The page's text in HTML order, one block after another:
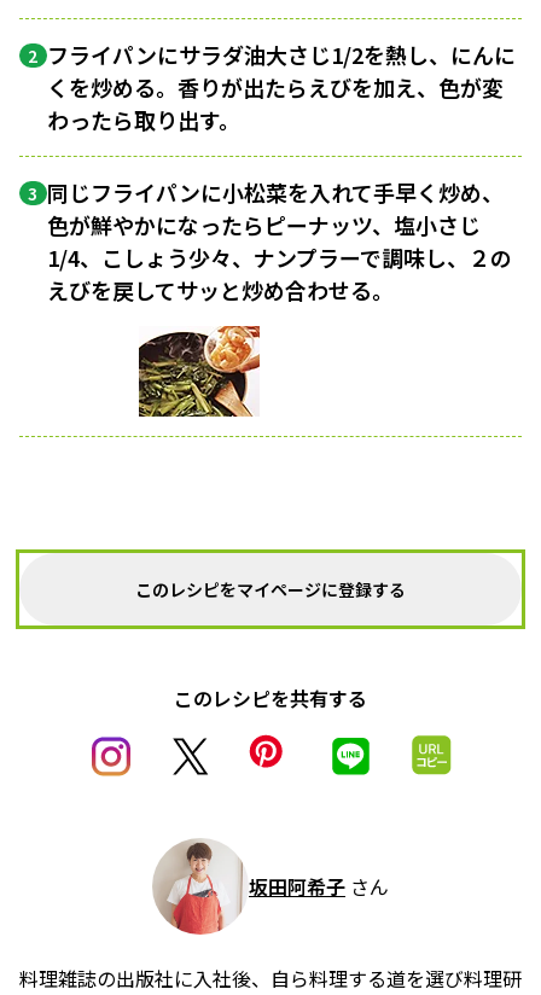
2 フライパンにサラダ油大さじ1/2を熱し、にんに
くを炒める。香りが出たらえびを加え、色が変
わったら取り出す。
3 同じフライパンに小松菜を入れて手早く炒め、
色が鮮やかになったらピーナッツ、塩小さじ
1/4、こしょう少々、ナンプラーで調味し、２の
えびを戻してサッと炒め合わせる。
このレシピをマイページに登録する
このレシピを共有する
坂田阿希子 さん
料理雑誌の出版社に入社後、自ら料理する道を選び料理研